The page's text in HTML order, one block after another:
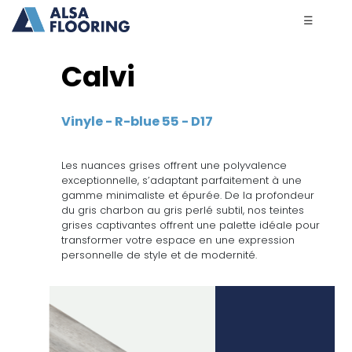
☰
Calvi
Vinyle - R-blue 55 - D17
Les nuances grises offrent une polyvalence
exceptionnelle, s’adaptant parfaitement à une
gamme minimaliste et épurée. De la profondeur
du gris charbon au gris perlé subtil, nos teintes
grises captivantes offrent une palette idéale pour
transformer votre espace en une expression
personnelle de style et de modernité.